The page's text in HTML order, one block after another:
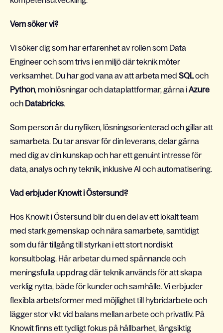
Vem söker vi?
Vi söker dig som har erfarenhet av rollen som Data
Engineer och som trivs i en miljö där teknik möter
verksamhet. Du har god vana av att arbeta med SQLoch
Python, molnlösningar och dataplattformar, gärna iAzure
och Databricks.
Som person är du nyfiken, lösningsorienterad och gillar att
samarbeta. Du tar ansvar för din leverans, delar gärna
med dig av din kunskap och har ett genuint intresse för
data, analys och ny teknik, inklusive AI och automatisering.
Vad erbjuder Knowit i Östersund?
Hos Knowit i Östersund blir du en del av ett lokalt team
med stark gemenskap och nära samarbete, samtidigt
som du får tillgång till styrkan i ett stort nordiskt
konsultbolag. Här arbetar du med spännande och
meningsfulla uppdrag där teknik används för att skapa
verklig nytta, både för kunder och samhälle. Vi erbjuder
flexibla arbetsformer med möjlighet till hybridarbete och
lägger stor vikt vid balans mellan arbete och privatliv. På
Knowit finns ett tydligt fokus på hållbarhet, långsiktig